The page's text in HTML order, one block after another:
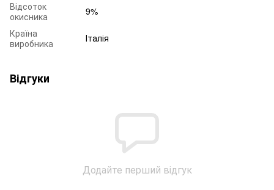
Відсоток
окисника
9%
Країна
виробника
Італія
Відгуки
Додайте перший відгук